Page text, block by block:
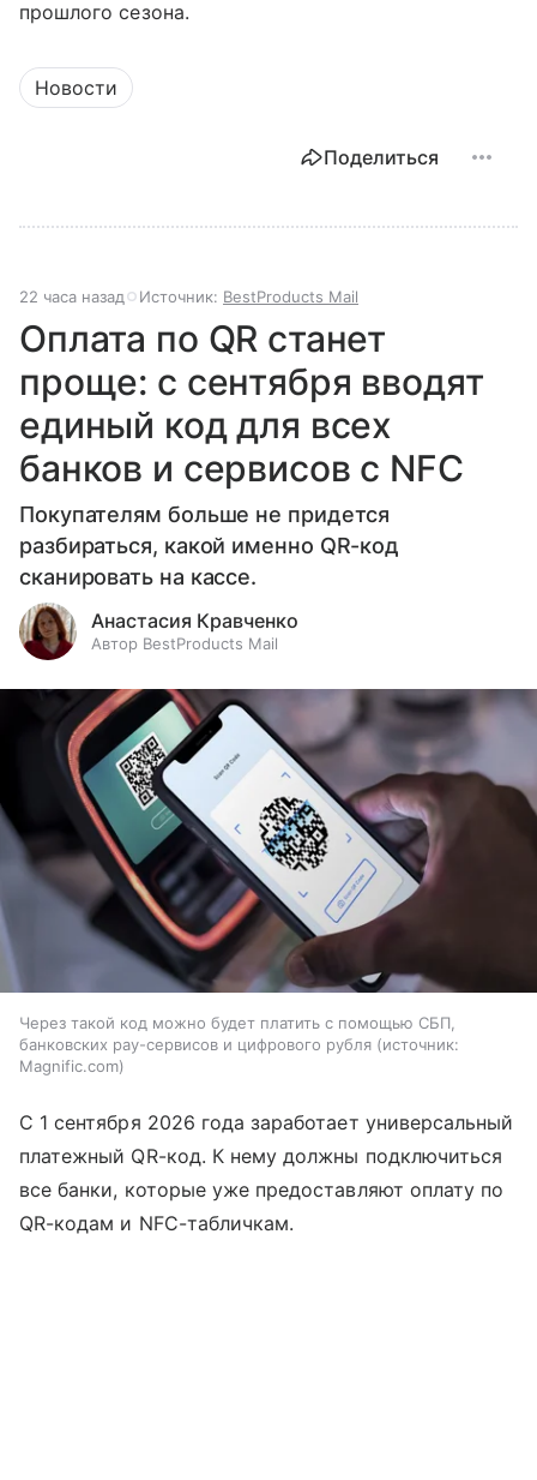
прошлого сезона.
Новости
Поделиться
22 часа назад Источник: BestProducts Mail
Оплата по QR станет
проще: с сентября вводят
единый код для всех
банков и сервисов с NFC
Покупателям больше не придется
разбираться, какой именно QR-код
сканировать на кассе.
Анастасия Кравченко
Автор BestProducts Mail
Через такой код можно будет платить с помощью СБП,
банковских pay-сервисов и цифрового рубля
источник:
Magnific.com
С 1 сентября 2026 года заработает универсальный
платежный QR-код. К нему должны подключиться
все банки, которые уже предоставляют оплату по
QR-кодам и NFC-табличкам.